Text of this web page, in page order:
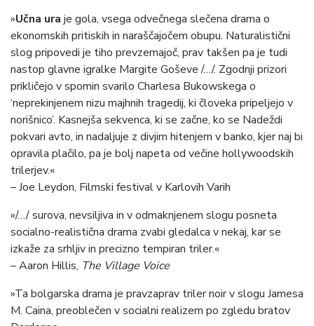
»Učna ura je gola, vsega odvečnega slečena drama o
ekonomskih pritiskih in naraščajočem obupu. Naturalistični
slog pripovedi je tiho prevzemajoč, prav takšen pa je tudi
nastop glavne igralke Margite Goševe /…/. Zgodnji prizori
prikličejo v spomin svarilo Charlesa Bukowskega o
‘neprekinjenem nizu majhnih tragedij, ki človeka pripeljejo v
norišnico’. Kasnejša sekvenca, ki se začne, ko se Nadeždi
pokvari avto, in nadaljuje z divjim hitenjem v banko, kjer naj bi
opravila plačilo, pa je bolj napeta od večine hollywoodskih
trilerjev.«
– Joe Leydon, Filmski festival v Karlovih Varih
»/…/ surova, nevsiljiva in v odmaknjenem slogu posneta
socialno-realistična drama zvabi gledalca v nekaj, kar se
izkaže za srhljiv in precizno tempiran triler.«
– Aaron Hillis, The Village Voice
»Ta bolgarska drama je pravzaprav triler noir v slogu Jamesa
M. Caina, preoblečen v socialni realizem po zgledu bratov